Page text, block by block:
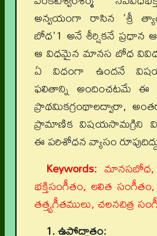
అన్వయంగా రాసిన 'శ్రీ
బోధ'1 అనే శీర్షికనే ప్రధాన
ఆ విధమైన మానస బోధ
ఏ విధంగా ఉందనే
ఫలితాన్ని అందించటమే ఈ
ప్రాథమికగ్రంథాలద్వారా,
ప్రామాణిక విషయసామగ్రిని
ఈ పరిశోధన వ్యాసం
Keywords: మానసబోధ,
భక్తిసంగీతం, లలిత
తత్త్వగీతములు, చలనచిత్ర
1. ఉపోద్ఘాతం: